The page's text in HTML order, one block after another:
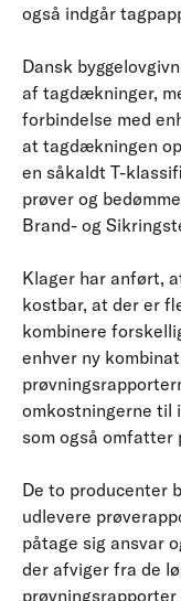
også indgår
Dansk
af tagdækninger,
forbindelse med
at tagdækningen
en såkaldt T-
prøver og
Brand- og
Klager har anført,
kostbar, at der er
kombinere
enhver ny
omkostningerne til
som også omfatter
De to producenter
udlevere
påtage sig ansvar
der afviger fra de